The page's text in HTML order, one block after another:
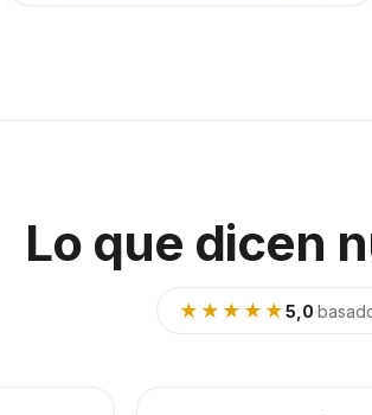
Lo que dicen
★★★★★5,0·